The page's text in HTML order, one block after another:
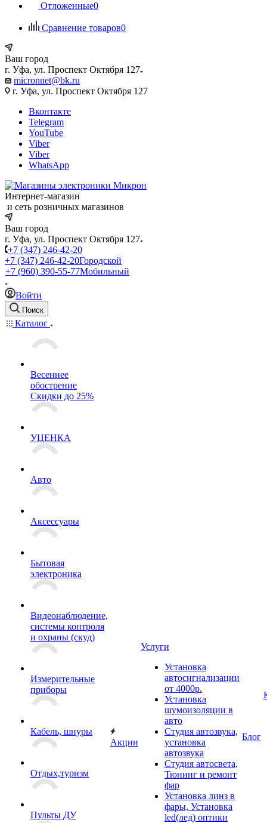
Отложенные0
Сравнение товаров0
Ваш город
г. Уфа, ул. Проспект Октября 127
micronnet@bk.ru
г. Уфа, ул. Проспект Октября 127
Вконтакте
Telegram
YouTube
Viber
Viber
WhatsApp
Интернет-магазин
и сеть розничных магазинов
Ваш город
г. Уфа, ул. Проспект Октября 127
+7 (347) 246-42-20
+7 (347) 246-42-20Городской
+7 (960) 390-55-77Мобильный
Войти
Поиск
Каталог
Весеннее
обострение
Скидки до 25%
УЦЕНКА
Авто
Аксессуары
Бытовая
электроника
Видеонаблюдение,
системы контроля
и охраны (скуд)
Измерительные
приборы
Кабель, шнуры
Отдых,туризм
Пульты ДУ
Акции
Услуги
Установка
автосигнализации
от 4000р.
Установка
шумоизоляции в
авто
Студия автозвука,
установка
автозвука
Студия автосвета,
Тюнинг и ремонт
фар
Установка линз в
фары, Установка
led(лед) оптики
Блог